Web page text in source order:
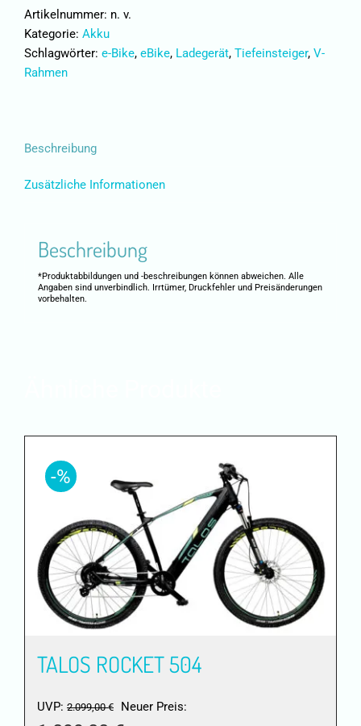
Artikelnummer: n. v.
Kategorie: Akku
Schlagwörter: e-Bike, eBike, Ladegerät, Tiefeinsteiger, V-
Rahmen
Beschreibung
Zusätzliche Informationen
Beschreibung
*Produktabbildungen und -beschreibungen können abweichen. Alle
Angaben sind unverbindlich. Irrtümer, Druckfehler und Preisänderungen
vorbehalten.
-%
TALOS ROCKET 504
UVP: 2.099,00€
Ursprünglicher
Neuer Preis: